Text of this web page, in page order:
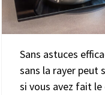
Sans astuces
sans la rayer peut
si vous avez fait le